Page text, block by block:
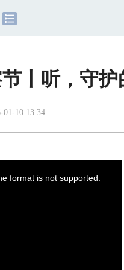
丨听，守护
01-10 13:34
format is not supported.